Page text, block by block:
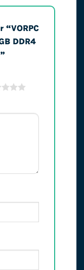
DDR4